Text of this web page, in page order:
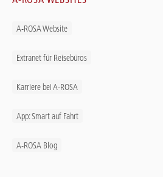
A-ROSA Website
Extranet für Reisebüros
Karriere bei A-ROSA
App: Smart auf Fahrt
A-ROSA Blog